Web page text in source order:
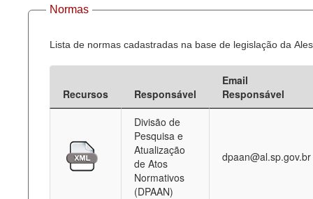
Normas
Lista de normas cadastradas na base de legislação da
Recursos Responsável
Email
Responsável
Divisão de
Pesquisa e
Atualização
de Atos
Normativos
(DPAAN)
dpaan@al.sp.gov.br